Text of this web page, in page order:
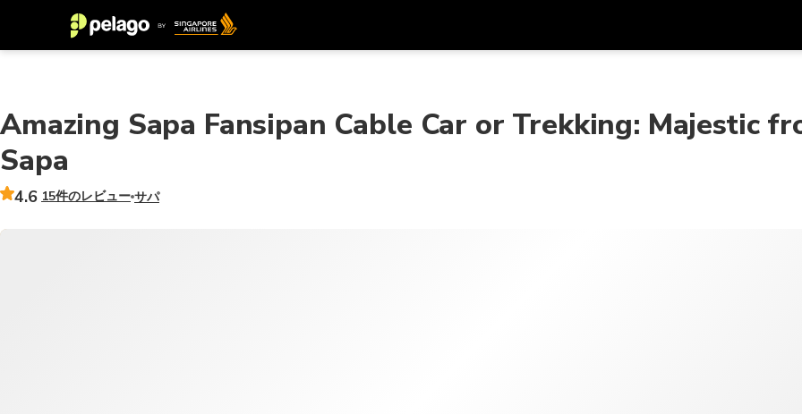
SGD
シンガポールドル
한국어
Amazing Sapa Fansipan Cable Car or Trekking: Majestic
Sapa
4.6 15件のレビュー サパ